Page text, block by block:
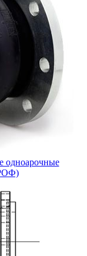
одноарочные